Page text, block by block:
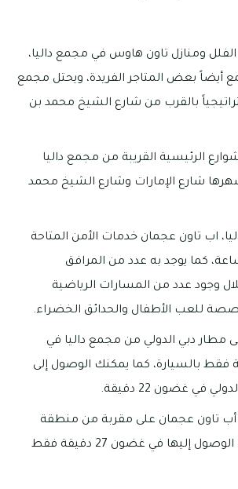
ومنازل تاون هاوس في مجمع داليا،
أيضاً بعض المتاجر الفريدة، ويحتل مجمع
بالقرب من شارع الشيخ محمد بن
الرئيسية القريبة من مجمع داليا
شارع الإمارات وشارع الشيخ محمد
اب تاون عجمان خدمات الأمن المتاحة
مدار الـ24 ساعة، كما يوجد به عدد من المرافق
وجود عدد من المسارات الرياضية
للعب الأطفال والحدائق الخضراء.
مطار دبي الدولي من مجمع داليا في
دقيقة فقط بالسيارة، كما يمكنك الوصول إلى
في غضون 22 دقيقة.
أب تاون عجمان على مقربة من منطقة
الراشدية ويمكن الوصول إليها في غضون 27 دقيقة فقط